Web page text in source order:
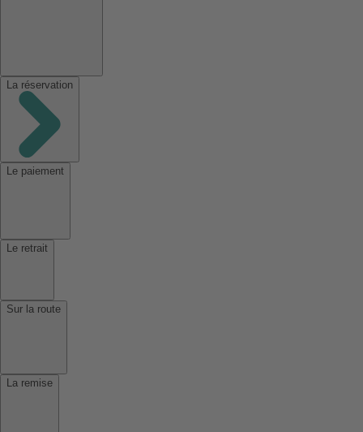
La réservation
Le paiement
Le retrait
Sur la route
La remise